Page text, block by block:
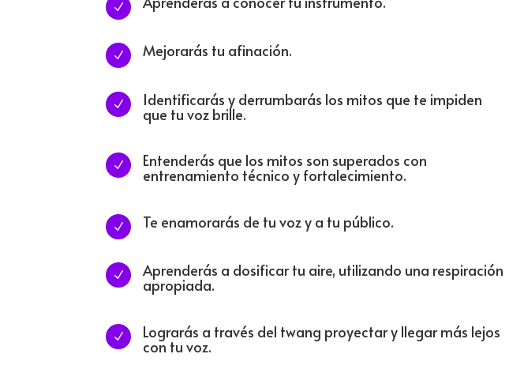
N
N Mejorarás tu afinación.
N Identificarás y derrumbarás los mitos que te impiden
que tu voz brille.
N Entenderás que los mitos son superados con
entrenamiento técnico y fortalecimiento.
N Te enamorarás de tu voz y a tu público.
N Aprenderás a dosificar tu aire, utilizando una respiración
apropiada.
N Lograrás a través del twang proyectar y llegar más lejos
con tu voz.